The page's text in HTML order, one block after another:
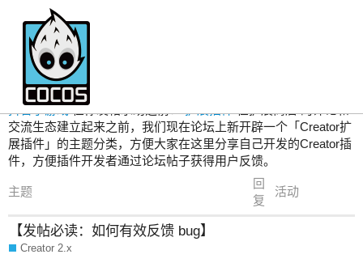
Creator 2.x
抖音小游戏 在你发帖求助之前：
交流生态建立起来之前，我们现在论坛上新开辟一个「Creator扩
展插件」的主题分类，方便大家在这里分享自己开发的Creator插
件，方便插件开发者通过论坛帖子获得用户反馈。
主题
回
复
活动
【发帖必读：如何有效反馈 bug】
Creator 2.x